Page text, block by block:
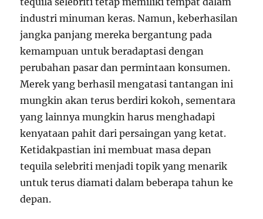
industri minuman keras. Namun, keberhasilan
jangka panjang mereka bergantung pada
kemampuan untuk beradaptasi dengan
perubahan pasar dan permintaan konsumen.
Merek yang berhasil mengatasi tantangan ini
mungkin akan terus berdiri kokoh, sementara
yang lainnya mungkin harus menghadapi
kenyataan pahit dari persaingan yang ketat.
Ketidakpastian ini membuat masa depan
tequila selebriti menjadi topik yang menarik
untuk terus diamati dalam beberapa tahun ke
depan.